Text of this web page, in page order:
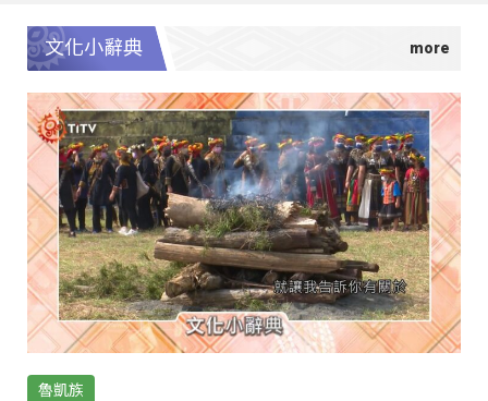
文化小辭典
魯凱族